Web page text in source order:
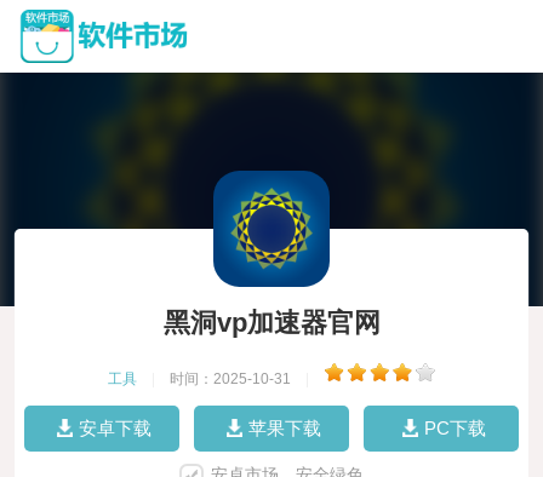
黑洞vp加速器官网
工具 时间：2025-10-31
安卓下载 苹果下载 PC下载